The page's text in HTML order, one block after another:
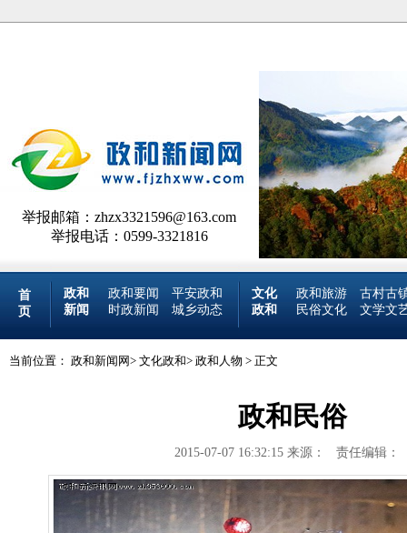
举报邮箱：zhzx3321596@163.com
举报电话：0599-3321816
首
页
政和 政和要闻
平安政和
新闻
时政新闻 城乡动态
文化 政和旅游
古村古
政和
民俗文化 文学文
当前位置： 政和新闻网> 文化政和> 政和人物 > 正文
政和民俗
2015-07-07 16:32:15 来源： 责任编辑：